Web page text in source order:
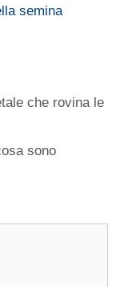
semina
che rovina le
sono